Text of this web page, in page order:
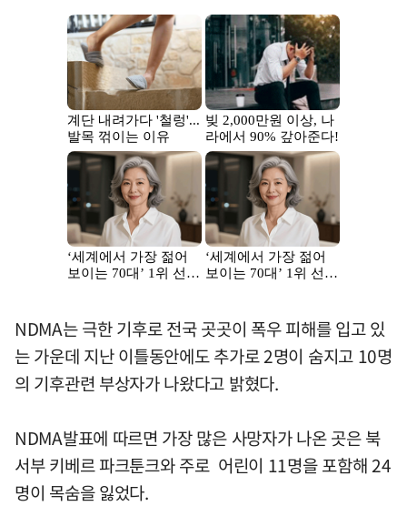
NDMA는 극한 기후로 전국 곳곳이 폭우 피해를 입고 있
는 가운데 지난 이틀동안에도 추가로 2명이 숨지고 10명
의 기후관련 부상자가 나왔다고 밝혔다.
NDMA발표에 따르면 가장 많은 사망자가 나온 곳은 북
서부 키베르 파크툰크와 주로 어린이 11명을 포함해 24
명이 목숨을 잃었다.